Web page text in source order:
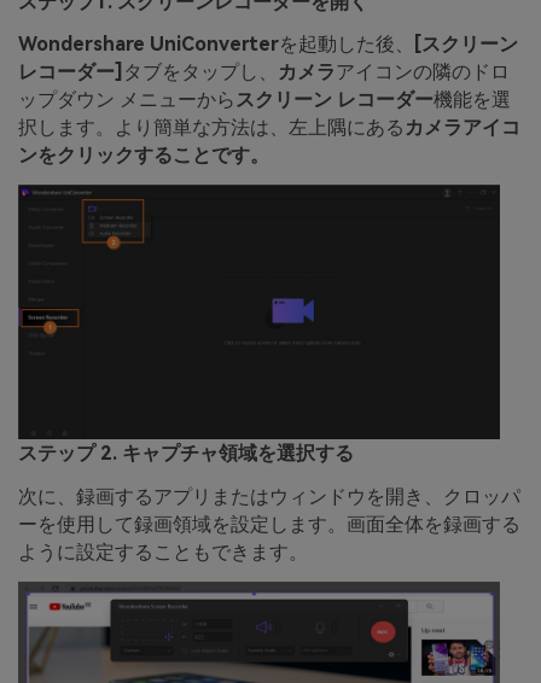
Wondershare UniConverterを起動した後、
[スクリーン
レコーダー] タブをタップし、 カメラアイコンの隣のドロ
ップダウン メニューからスクリーン レコーダー機能を選
択します。より簡単な方法は、左上隅にある カメラアイコ
ンをクリックすることです。
ステップ 2. キャプチャ領域を選択する
次に、録画するアプリまたはウィンドウを開き、クロッパ
ーを使用して録画領域を設定します。画面全体を録画する
ように設定することもできます。